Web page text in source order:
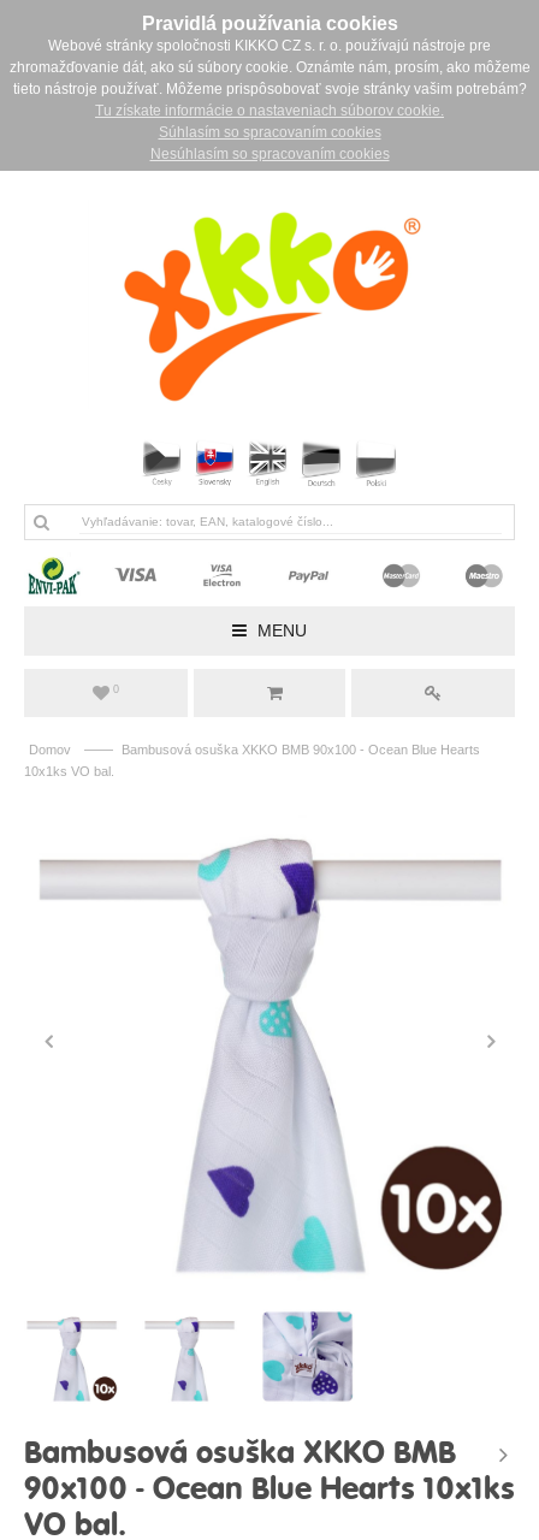
Pravidlá používania cookies
Webové stránky spoločnosti KIKKO CZ s. r. o. používajú nástroje pre
zhromažďovanie dát, ako sú súbory cookie. Oznámte nám, prosím, ako môžeme
tieto nástroje používať. Môžeme prispôsobovať svoje stránky vašim potrebám?
Tu získate informácie o nastaveniach súborov cookie.
Súhlasím so spracovaním cookies
Nesúhlasím so spracovaním cookies
MENU
0
Domov ——
Bambusová osuška XKKO BMB 90x100 - Ocean Blue Hearts
10x1ks VO bal.
Bambusová osuška XKKO BMB
90x100 - Ocean Blue Hearts 10x1ks
VO bal.